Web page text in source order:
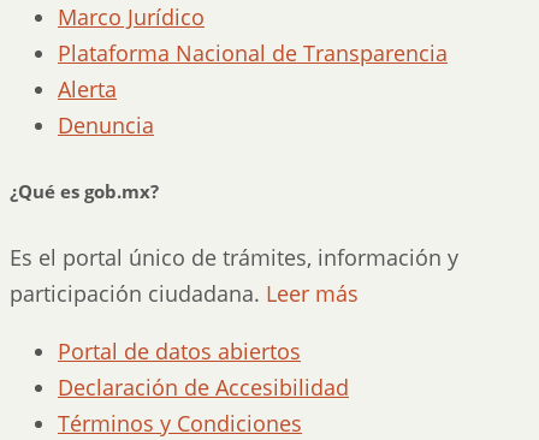
Marco Jurídico
Plataforma Nacional de Transparencia
Alerta
Denuncia
¿Qué es gob.mx?
Es el portal único de trámites, información y
participación ciudadana. Leer más
Portal de datos abiertos
Declaración de Accesibilidad
Términos y Condiciones